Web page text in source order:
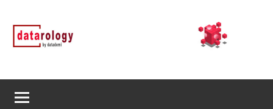
geçDATArology
by
rology